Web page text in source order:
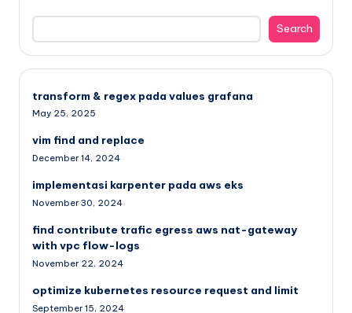
Search
transform & regex pada values grafana
May 25, 2025
vim find and replace
December 14, 2024
implementasi karpenter pada aws eks
November 30, 2024
find contribute trafic egress aws nat-gateway
with vpc flow-logs
November 22, 2024
optimize kubernetes resource request and limit
September 15, 2024